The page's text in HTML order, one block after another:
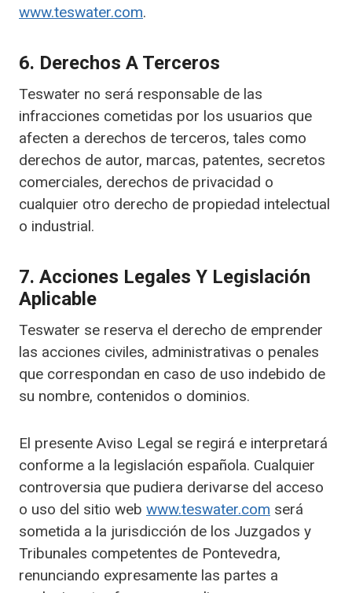
www.teswater.com.
6. Derechos A Terceros
Teswater no será responsable de las
infracciones cometidas por los usuarios que
afecten a derechos de terceros, tales como
derechos de autor, marcas, patentes, secretos
comerciales, derechos de privacidad o
cualquier otro derecho de propiedad intelectual
o industrial.
7. Acciones Legales Y Legislación
Aplicable
Teswater se reserva el derecho de emprender
las acciones civiles, administrativas o penales
que correspondan en caso de uso indebido de
su nombre, contenidos o dominios.
El presente Aviso Legal se regirá e interpretará
conforme a la legislación española. Cualquier
controversia que pudiera derivarse del acceso
o uso del sitio web www.teswater.com será
sometida a la jurisdicción de los Juzgados y
Tribunales competentes de Pontevedra,
renunciando expresamente las partes a